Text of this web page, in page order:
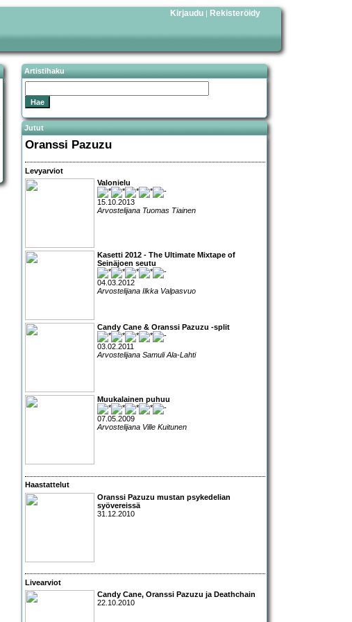
Kirjaudu | Rekisteröidy
Artistihaku
Jutut
Oranssi Pazuzu
Levyarviot
Valonielu
15.10.2013
Arvostelijana Tuomas Tiainen
Kasetti 2012 - The Ultimate Mixtape of
Seinäjoen seutu
04.03.2012
Arvostelijana Ilkka Valpasvuo
Candy Cane & Oranssi Pazuzu -split
03.02.2011
Arvostelijana Samuli Ala-Lahti
Muukalainen puhuu
07.05.2009
Arvostelijana Ville Kuitunen
Haastattelut
Oranssi Pazuzu mustan psykedelian
syövereissä
31.12.2010
Livearviot
Candy Cane, Oranssi Pazuzu ja Deathchain
22.10.2010